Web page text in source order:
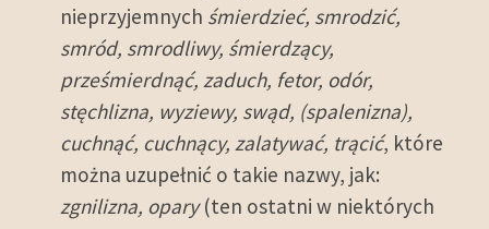
nieprzyjemnych śmierdzieć, smrodzić,
smród, smrodliwy, śmierdzący,
prześmierdnąć, zaduch, fetor, odór,
stęchlizna, wyziewy, swąd, (spalenizna),
cuchnąć, cuchnący, zalatywać, trącić, które
można uzupełnić o takie nazwy, jak:
zgnilizna, opary(ten ostatni w niektórych